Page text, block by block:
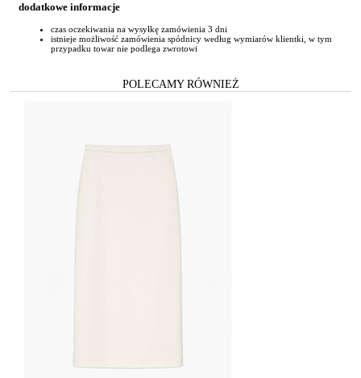
dodatkowe informacje
czas oczekiwania na wysyłkę zamówienia 3 dni
istnieje możliwość zamówienia spódnicy według wymiarów klientki, w tym
przypadku towar nie podlega zwrotowi
POLECAMY RÓWNIEŻ